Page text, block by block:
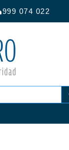
999 074 022